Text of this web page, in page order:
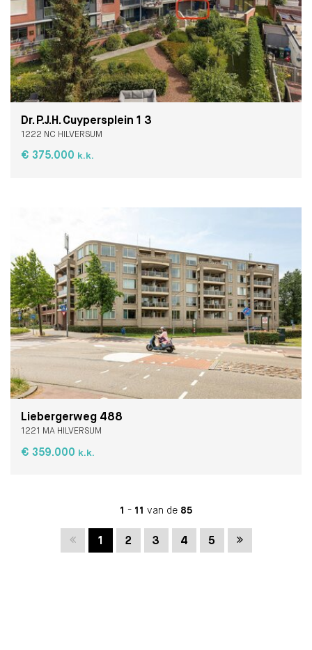
Dr. P.J.H. Cuypersplein 1 3
1222 NC HILVERSUM
€ 375.000 k.k.
Liebergerweg 488
1221 MA HILVERSUM
€ 359.000 k.k.
1 - 11 van de 85
Vorige
1 2 3 4 5 Volgende